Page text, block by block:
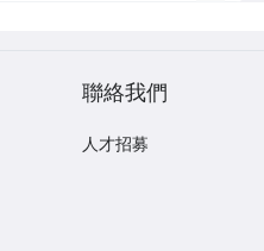
聯絡我們
人才招募